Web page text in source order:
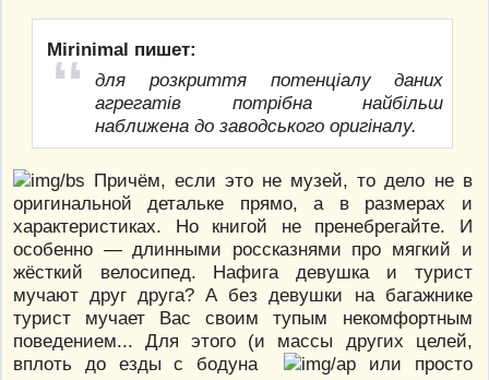
Mirinimal пишет:
для розкриття потенціалу даних
агрегатів потрібна найбільш
наближена до заводського оригіналу.
Причём, если это не музей, то дело не в
оригинальной детальке прямо, а в размерах и
характеристиках. Но книгой не пренебрегайте. И
особенно — длинными россказнями про мягкий и
жёсткий велосипед. Нафига девушка и турист
мучают друг друга? А без девушки на багажнике
турист мучает Вас своим тупым некомфортным
поведением... Для этого (и массы других целей,
вплоть до езды с бодуна
или просто